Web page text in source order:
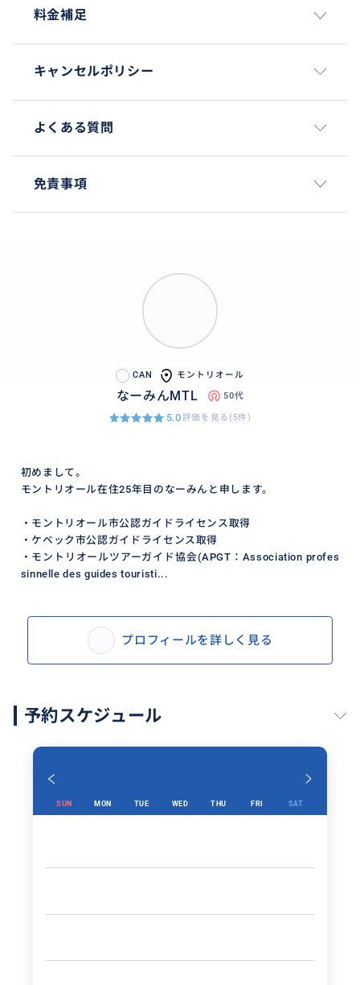
料金補足
キャンセルポリシー
よくある質問
免責事項
CAN モントリオール
なーみんMTL 50代
5.0評価を見る(5件)
初めまして。
モントリオール在住25年目のなーみんと申します。
・モントリオール市公認ガイドライセンス取得
・ケベック市公認ガイドライセンス取得
・モントリオールツアーガイド協会(APGT：Association profes
sinnelle des guides touristi...
プロフィールを詳しく見る
予約スケジュール
SUN MON TUE WED THU FRI SAT